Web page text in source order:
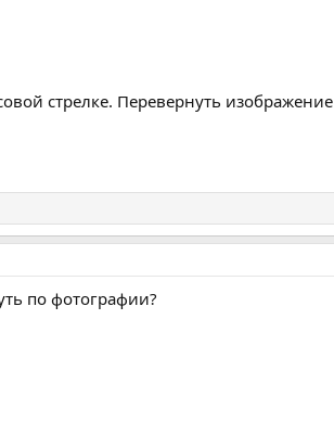
стрелке. Перевернуть изображение
по фотографии?